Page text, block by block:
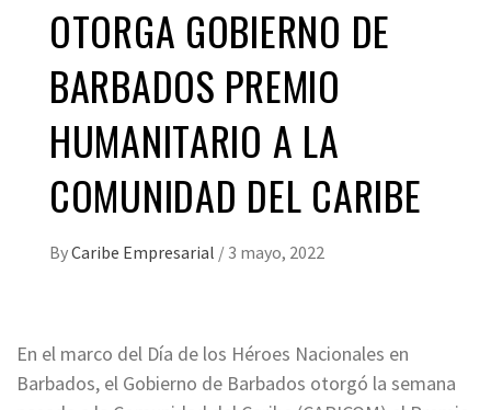
OTORGA GOBIERNO DE
BARBADOS PREMIO
HUMANITARIO A LA
COMUNIDAD DEL CARIBE
ByCaribe Empresarial / 3 mayo, 2022
En el marco del Día de los Héroes Nacionales en
Barbados, el Gobierno de Barbados otorgó la semana